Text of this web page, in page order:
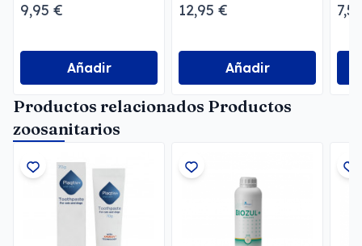
9,95 €
Añadir
Menforsan
12,95 €
Añadir
Productos relacionados Productos
zoosanitarios